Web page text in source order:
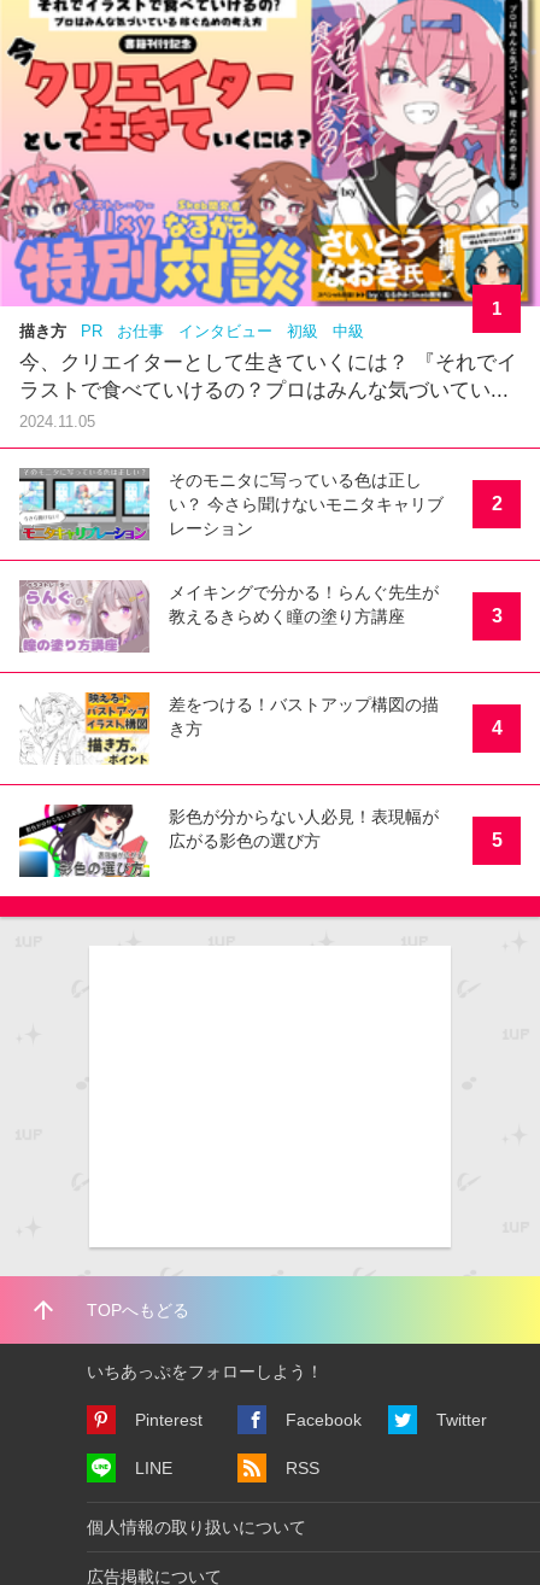
描き方 PR お仕事 インタビュー 初級 中級
今、クリエイターとして生きていくには？ 『それでイ
ラストで食べていけるの？プロはみんな気づいてい...
2024.11.05
1
そのモニタに写っている色は正し
い？ 今さら聞けないモニタキャリブ
レーション
2
メイキングで分かる！らんぐ先生が
教えるきらめく瞳の塗り方講座
3
差をつける！バストアップ構図の描
き方
4
影色が分からない人必見！表現幅が
広がる影色の選び方
5
arrow_upward TOPへもどる
いちあっぷをフォローしよう！
Pinterest Facebook Twitter
LINE RSS
個人情報の取り扱いについて
広告掲載について